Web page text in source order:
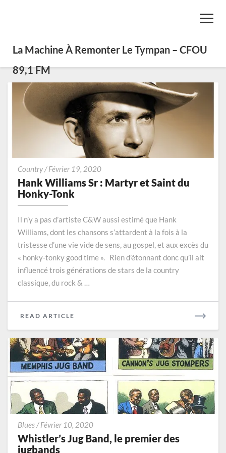
Toggle
La Machine À Remonter Le Tympan – CFOU
89,1 FM
Country/Février 19, 2020Hank
Williams
et
Saint
du
Honky-
Tonk
Hank Williams Sr : Martyr et Saint du
Honky-Tonk
Il n’y a pas d’artiste C&W aussi estimé que Hank
Williams, dont les chansons s’attardent à la fois à la
tristesse d’une vie vide de sens, au gospel, et aux excès du
« honky-tonky good time ». Rien d’étonnant donc qu’il ait
influencé trois générations de stars de la country
classique, du rock & …
READ ARTICLE
MORE
Blues/Février 10, 2020Whistler’s
Jug
Band,
Whistler’s Jug Band, le premier des
jugbands